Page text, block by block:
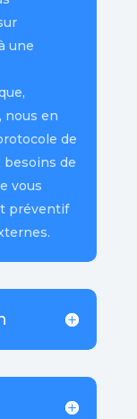
une
nous en
de
besoins de
vous
préventif